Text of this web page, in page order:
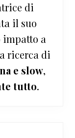
di
il suo
impatto a
ricerca di
e slow,
tutto.